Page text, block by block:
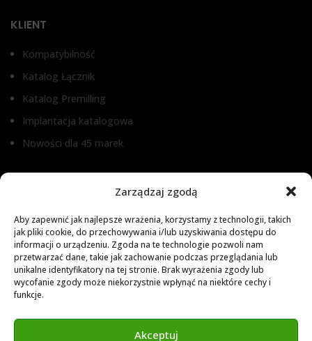
Zarządzaj zgodą
Aby zapewnić jak najlepsze wrażenia, korzystamy z technologii, takich
jak pliki cookie, do przechowywania i/lub uzyskiwania dostępu do
informacji o urządzeniu. Zgoda na te technologie pozwoli nam
przetwarzać dane, takie jak zachowanie podczas przeglądania lub
unikalne identyfikatory na tej stronie. Brak wyrażenia zgody lub
wycofanie zgody może niekorzystnie wpłynąć na niektóre cechy i
funkcje.
Akceptuj
KLIENT
Kompatybilność
Katalog Łącznik
Katalog Premilling
Implantacja katalogowa
Nowości dla 45 marek
Dostawa
Przypadki kliniczne
Prywatność danych osobistych
Polityka prywatności
Formularz zamówienia wstępnego